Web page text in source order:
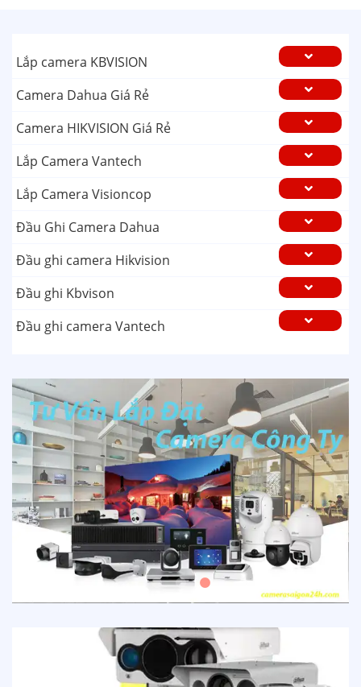
Lắp camera KBVISION
Camera Dahua Giá Rẻ
Camera HIKVISION Giá Rẻ
Lắp Camera Vantech
Lắp Camera Visioncop
Đầu Ghi Camera Dahua
Đầu ghi camera Hikvision
Đầu ghi Kbvison
Đầu ghi camera Vantech